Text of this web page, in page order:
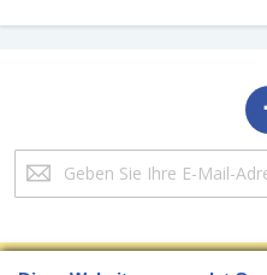
Wir verwenden Cookies, um
Melden
Sie
unseren